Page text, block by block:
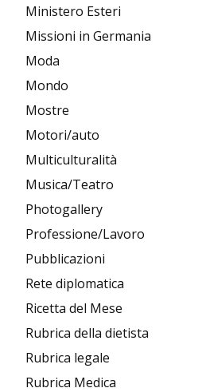
Ministero Esteri
Missioni in Germania
Moda
Mondo
Mostre
Motori/auto
Multiculturalità
Musica/Teatro
Photogallery
Professione/Lavoro
Pubblicazioni
Rete diplomatica
Ricetta del Mese
Rubrica della dietista
Rubrica legale
Rubrica Medica